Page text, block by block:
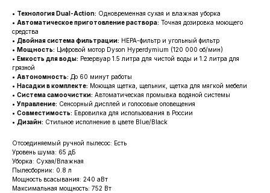
• Технология Dual-Action: Одновременная сухая и влажная уборка
• Автоматическое приготовление раствора: Точная дозировка моющего
средства
• Двойная система фильтрации: HEPA-фильтр и угольный фильтр
• Мощность: Цифровой мотор Dyson Hyperdymium (120 000 об/мин)
• Емкость для воды: Резервуар 1.5 литра для чистой воды и 1.2 литра для
грязной
• Автономность: До 60 минут работы
• Насадки в комплекте: Моющая щетка, щельник, щетка для мягкой мебели
• Система самоочистки: Автоматическая промывка водяной системы
• Управление: Сенсорный дисплей и голосовые оповещения
• Совместимость: Евровилка для использования в России
• Дизайн: Стильное исполнение в цвете Blue/Black
Отсоединяемый ручной пылесос: Есть
Уровень шума: 65 дБ
Уборка: Сухая/Влажная
Пылесборник: 0.8 л
Мощность всасывания: 240 аВт
Максимальная мощность: 752 Вт